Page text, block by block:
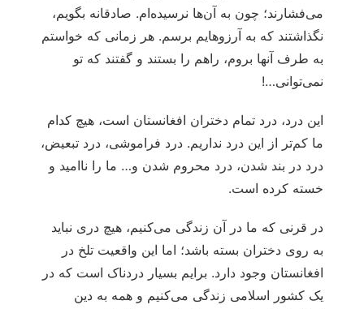
می‌فشارند؛ چون به آن‌ها نرسیده‌ام. صادقانه بگویم،
نگذاشتند که به آرزوهایم برسم. هر زمانی که خواستم
به طرف آنها بروم، راهم را بستند و گفتند که تو
نمی‌توانی…!
این درد، درد تمام دختران افغانستان است، هیچ کدام
ما کم‌تر از این درد نداریم. درد فراموشی، درد تبعیض،
درد در بند شدن، درد محروم شدن و… ما را ناامید و
خسته کرده است.
در قرنی که ما در آن زندگی می‌کنیم، هیچ دری نباید
به روی دختران بسته باشد؛ اما این واقعیت تلخ در
افغانستان وجود دارد. برایم بسیار دردناک است که در
یک کشور اسلامی زندگی می‌کنیم و همه به دین